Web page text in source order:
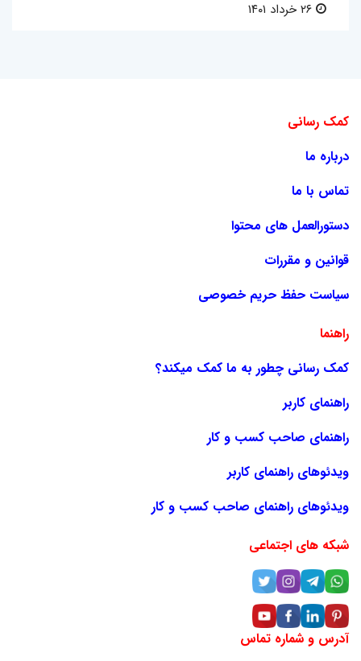
کمک رسانی
درباره ما
تماس با ما
دستورالعمل های محتوا
قوانین و مقررات
سیاست حفظ حریم خصوصی
راهنما
کمک رسانی چطور به ما کمک میکند؟
راهنمای کاربر
راهنمای صاحب کسب و کار
ویدئوهای راهنمای کاربر
ویدئوهای راهنمای صاحب کسب و کار
شبکه های اجتماعی
آدرس و شماره تماس